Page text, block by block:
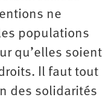
ne
populations
qu’elles soient
Il faut tout
des solidarités